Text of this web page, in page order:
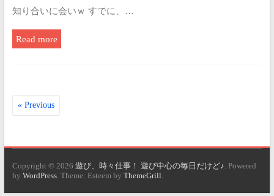
知り合いに会いｗ すでに、…
Read more
« Previous
Copyright © 2026 遊び、時々仕事！ 遊び中心の毎日だけど♪ . Powered
by WordPress. Theme: Esteem by ThemeGrill